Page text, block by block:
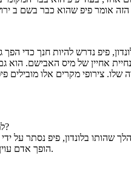
פיפ נדרש להיות חנך כדי
אחיין של מיס האבישם. הוא
שלו. צירופי מקרים אלו מובילים
למה אתם מתייחסים ג'ו כל כך גרוע?
שהותו בלונדון, פיפ נסתר על
הופך אדם עוין, מונע על ידי תאוות בצע ותשוקה.